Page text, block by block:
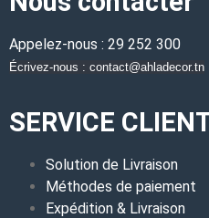
Appelez-nous : 29 252 300
Écrivez-nous : contact@ahladecor.tn
SERVICE
Solution de Livraison
Méthodes de paiement
Expédition & Livraison